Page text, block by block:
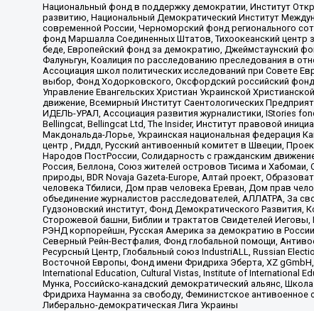
Национальный фонд в поддержку демократии, Институт
развитию, Национальный Демократический Институт
современной России, Черноморский фонд регионального
фонд Маршалла Соединенных Штатов, Тихоокеанский центр
беде, Европейский фонд за демократию, Джеймстаунский
Фалуньгун, Коалиция по расследованию преследования в
Ассоциация школ политических исследований при Совете
выбор, Фонд Ходорковского, Оксфордский российский
Управление Евангельских Христиан Украинской
движение, Всемирный Институт Саентологических
ИДЕЛЬ-УРАЛ, Ассоциация развития журналистики, IStories
Bellingcat, Bellingcat Ltd, The Insider, Институт правовой
Макдональда-Лорье, Украинская национальная федерация
центр , Риддл, Русский антивоенный комитет в Швеции,
Народов ПостРоссии, Солидарность с гражданским
Россия, Беллона, Союз жителей островов Тисима и
природы, BDR Novaja Gazeta-Europe, Алтай проект,
человека Тбилиси, Дом прав человека Ереван, Дом прав
объединение журналистов расследователей, АЛЛАТРА, За
Гудзоновский институт, Фонд Демократического
Сторожевой башни, Библии и трактатов Свидетелей Иеговы,
РЭНД корпорейшн, Русская Америка за демократию в
Северный Рейн-Вестфалия, Фонд глобальной помощи,
Ресурсный Центр, Глобальный союз IndustriALL, Russian
Восточной Европы, Фонд имени Фридриха Эберта, XZ
International Education, Cultural Vistas, Institute of International
Мунка, Российско-канадский демократический альянс,
Фридриха Науманна за свободу, Феминистское
Либерально-демократическая Лига Украины